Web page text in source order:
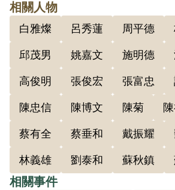
選團」，同時提出「十二大
為候選人的共同政見。1979
島雜誌》發行人，同年年底
被捕入獄，翌年臺灣警備總
障判字第14號以「意圖以非
政府而着手實行」為由，判
刑。1987年與張俊宏獲准假
年10月當選民進黨第三屆黨
獲得連任。在其任內1990
「臺獨黨綱」。1991年美麗
相關人物
白雅燦 呂秀蓮 周平德
邱茂男 姚嘉文 施明德
高俊明 張俊宏 張富忠
陳忠信 陳博文 陳菊
蔡有全 蔡垂和 戴振耀
林義雄 劉泰和 蘇秋鎮
相關事件